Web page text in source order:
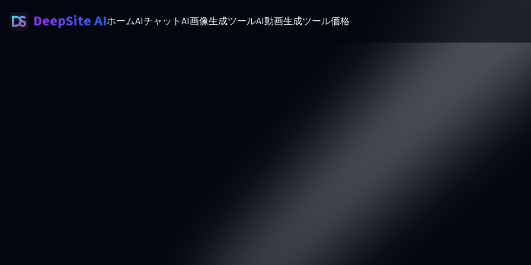
DeepSite AIホームAIチャットAI画像生成ツールAI動画生成ツール価格